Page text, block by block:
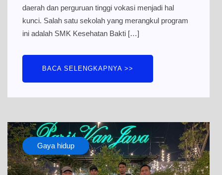
daerah dan perguruan tinggi vokasi menjadi hal
kunci. Salah satu sekolah yang merangkul program
ini adalah SMK Kesehatan Bakti […]
BACA SELENGKAPNYA >>
Gaya hidup